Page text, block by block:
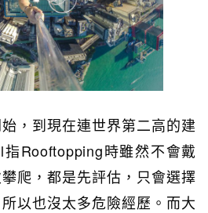
，到現在連世界第二高的建
Rooftopping時雖然不會戴
爬，都是先評估，只會選擇
以也沒太多危險經歷。而大